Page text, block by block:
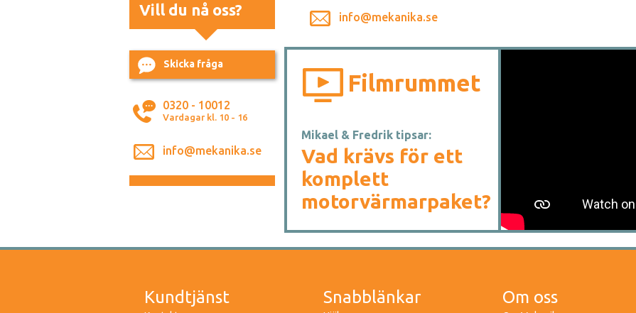
Vill du nå oss?
Skicka fråga
0320 - 10012
Vardagar kl. 10 - 16
info@mekanika.se
info@mekanika.se
Filmrummet
Mikael & Fredrik tipsar:
Vad krävs för ett
komplett
motorvärmarpaket?
Kundtjänst Snabblänkar Om oss